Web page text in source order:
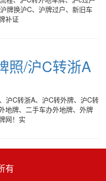
牌换沪C、沪牌过户、新旧车
补证
照/沪C转浙A
沪C转浙A、沪C转外牌、沪C转
地牌、二手车办外地牌、外牌
网！实
有